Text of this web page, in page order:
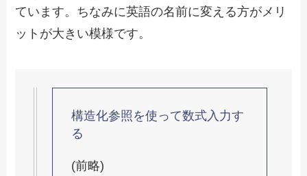
ています。ちなみに英語の名前に変える方がメリ
ットが大きい模様です。
構造化参照を使って数式入力す
る
(前略)